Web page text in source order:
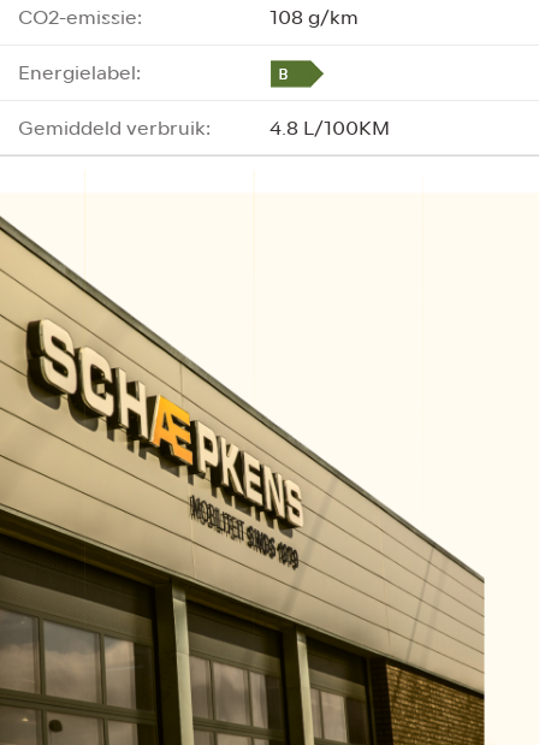
CO2-emissie:
108 g/km
Energielabel:
Gemiddeld verbruik:
4.8 L/100KM